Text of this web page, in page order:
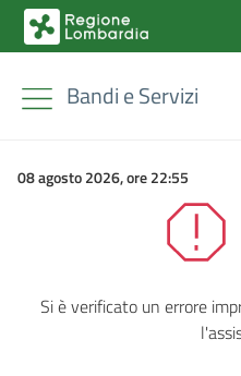
Bandi e Servizi
08 agosto 2026, ore 22:55
Si è verificato un errore